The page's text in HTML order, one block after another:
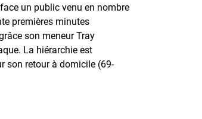
un public venu en nombre
premières minutes
son meneur Tray
La hiérarchie est
son retour à domicile (69-